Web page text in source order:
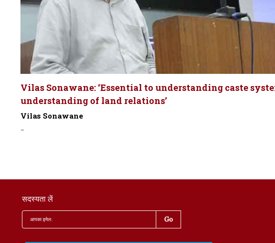
Vilas Sonawane: ‘Essential to understanding caste
understanding of land relations’
Vilas Sonawane
-
सदस्यता लें